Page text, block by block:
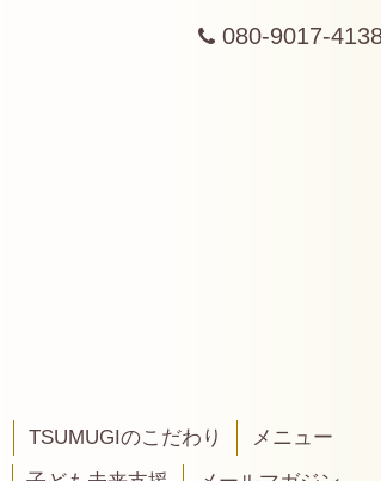
080-9017-
TSUMUGIのこだわり
メニュー